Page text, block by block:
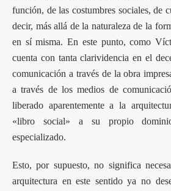
función, de las costumbres sociales, de
decir, más allá de la naturaleza de la
en sí misma. En este punto, como
cuenta con tanta clarividencia en el
comunicación a través de la obra
a través de los medios de
liberado aparentemente a la
«libro social» a su propio
especializado.
Esto, por supuesto, no significa
arquitectura en este sentido ya no